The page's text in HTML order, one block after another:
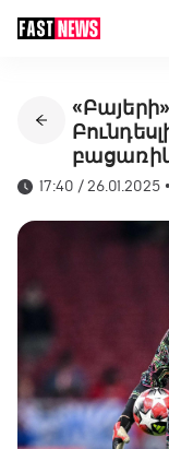
17:40 / 26.01.2025